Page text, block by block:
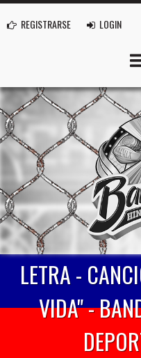
REGISTRARSE LOGIN
LETRA -
VIDA" -